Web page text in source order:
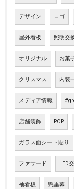
デザイン ロゴ
屋外看板 照明交
オリジナル お菓
クリスマス 内装
メディア情報
店舗装飾 POP
ガラス面シート貼り
ファサード LED
袖看板 懸垂幕